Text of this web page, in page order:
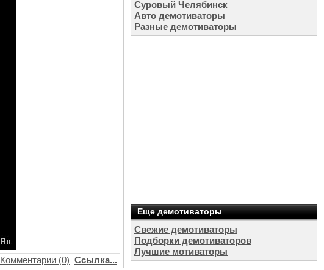
Комментарии (0) Ссылка...
Суровый Челябинск
Авто демотиваторы
Разные демотиваторы
Еще демотиваторы
Свежие демотиваторы
Подборки демотиваторов
Лучшие мотиваторы